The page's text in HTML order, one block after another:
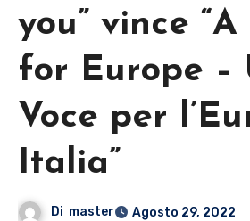
you” vince “A
for Europe –
Voce per
Italia”
Di master Agosto 29, 2022